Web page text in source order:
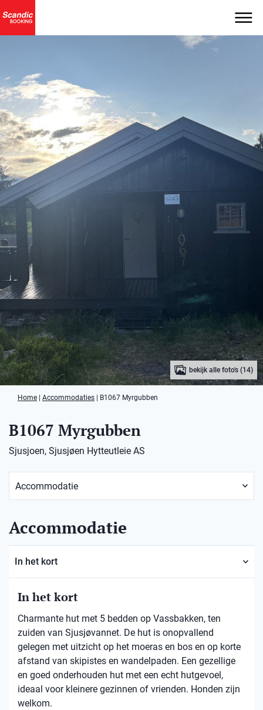
bekijk alle foto's (14)
Home Accommodaties B1067 Myrgubben
B1067 Myrgubben
Sjusjoen, Sjusjøen Hytteutleie AS
Accommodatie
In het kort
In het kort
Charmante hut met 5 bedden op Vassbakken, ten
zuiden van Sjusjøvannet. De hut is onopvallend
gelegen met uitzicht op het moeras en bos en op korte
afstand van skipistes en wandelpaden. Een gezellige
en goed onderhouden hut met een echt hutgevoel,
ideaal voor kleinere gezinnen of vrienden. Honden zijn
welkom.